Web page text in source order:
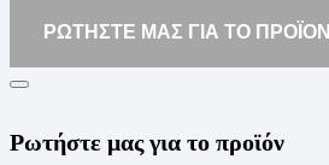
ΡΩΤΗΣΤΕ ΜΑΣ ΓΙΑ ΤΟ ΠΡΟΪΟΝ
Ρωτήστε μας για το προϊόν